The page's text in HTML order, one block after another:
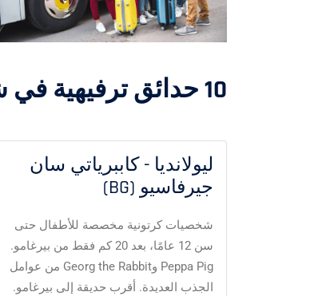
10 حدائق ترفيهية في شمال إيطاليا
ليولانديا - كاببرياتي سان
جيرفاسيو (BG)
شخصيات كرتونية مخصصة للأطفال حتى
سن 12 عامًا، بعد 20 كم فقط من بيرغامو.
Peppa Pig وGeorg the Rabbit من عوامل
الجذب العديدة. أقرب حديقة إلى بيرغامو.